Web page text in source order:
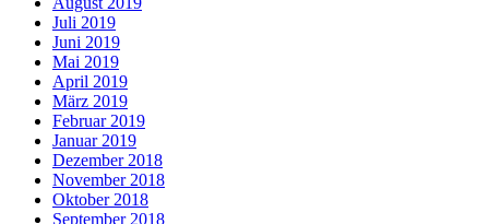
Juli 2019
Juni 2019
Mai 2019
April 2019
März 2019
Februar 2019
Januar 2019
Dezember 2018
November 2018
Oktober 2018
September 2018